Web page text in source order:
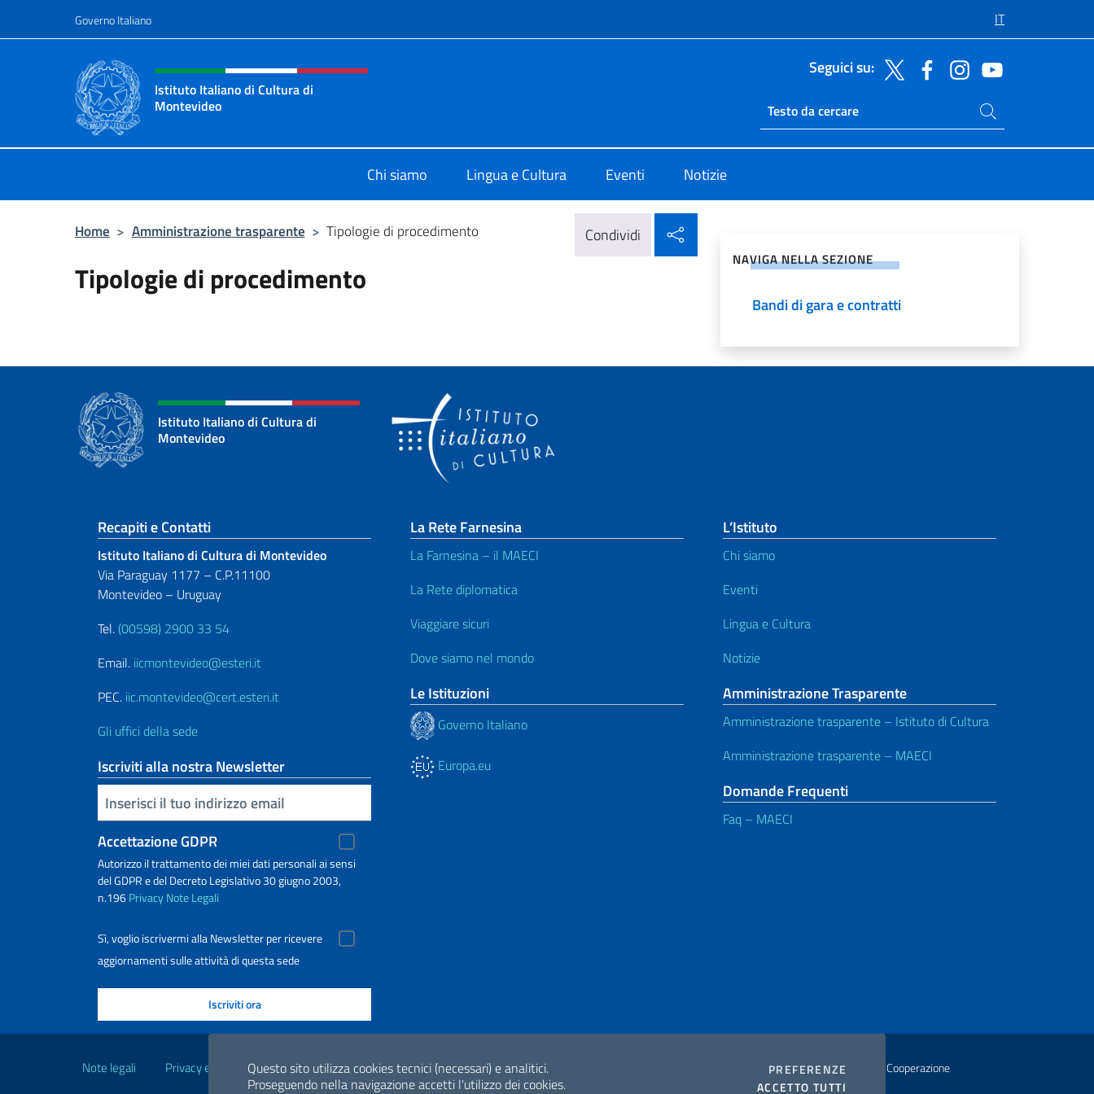
Questo sito utilizza cookies tecnici (necessari) e analitici.
Proseguendo nella navigazione accetti l'utilizzo dei cookies.
PREFERENZE COOKIES
ACCETTO TUTTI
Governo Italiano IT
Intestazione sito, social e menù
Istituto Italiano di Cultura di
Montevideo
Seguici su:
Ricerca sito live
Cerca nel sito
Chi siamo Lingua e Cultura Eventi Notizie
Home > Amministrazione trasparente > Tipologie di procedimento Condividi
Tipologie di procedimento NAVIGA NELLA SEZIONE
Bandi di gara e contratti
Istituto Italiano di Cultura di
Montevideo
Sezione footer
Recapiti e Contatti
Istituto Italiano di Cultura di Montevideo
Via Paraguay 1177 – C.P.11100
Montevideo – Uruguay
Tel. (00598) 2900 33 54
Email. iicmontevideo@esteri.it
PEC. iic.montevideo@cert.esteri.it
Gli uffici della sede
Iscriviti alla nostra Newsletter
Inserisci la tua email
Accettazione GDPR
Autorizzo il trattamento dei miei dati personali ai sensi
del GDPR e del Decreto Legislativo 30 giugno 2003,
n.196PrivacyNote Legali
Sì, voglio iscrivermi alla Newsletter per ricevere
aggiornamenti sulle attività di questa sede
La Rete Farnesina
La Farnesina – il MAECI
La Rete diplomatica
Viaggiare sicuri
Dove siamo nel mondo
Le Istituzioni
Governo Italiano
Europa.eu
L’Istituto
Chi siamo
Eventi
Lingua e Cultura
Notizie
Amministrazione Trasparente
Amministrazione trasparente – Istituto di Cultura
Amministrazione trasparente – MAECI
Domande Frequenti
Faq – MAECI
Note legali Privacy e cookie policy Dichiarazione di accessibilità
2026 Copyright Ministero degli Affari Esteri e della Cooperazione